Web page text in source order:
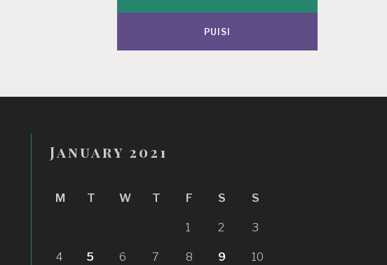
PUISI
January 2021
M T W T F S S
1 2 3
4 5 6 7 8 9 10